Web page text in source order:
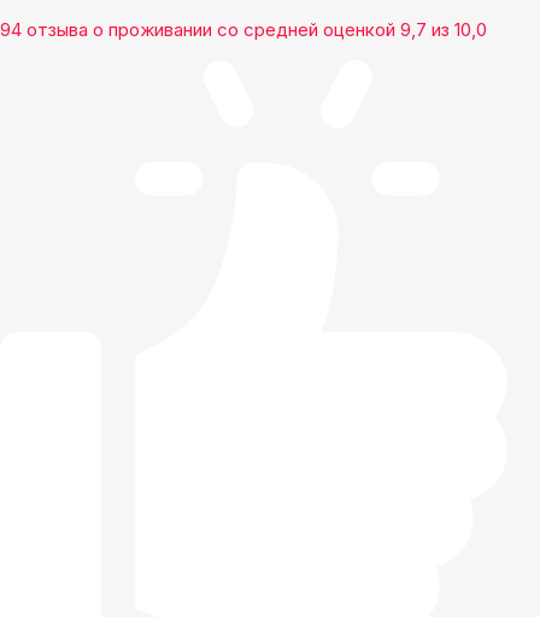
94 отзыва о проживании со средней оценкой 9,7 из 10,0